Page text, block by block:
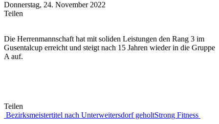
Donnerstag, 24. November 2022
Teilen
Die Herrenmannschaft hat mit soliden Leistungen den Rang 3 im
Gusentalcup erreicht und steigt nach 15 Jahren wieder in die Gruppe
A auf.
Teilen
Beitragsnavigation
Bezirksmeistertitel nach Unterweitersdorf geholtStrong Fitness